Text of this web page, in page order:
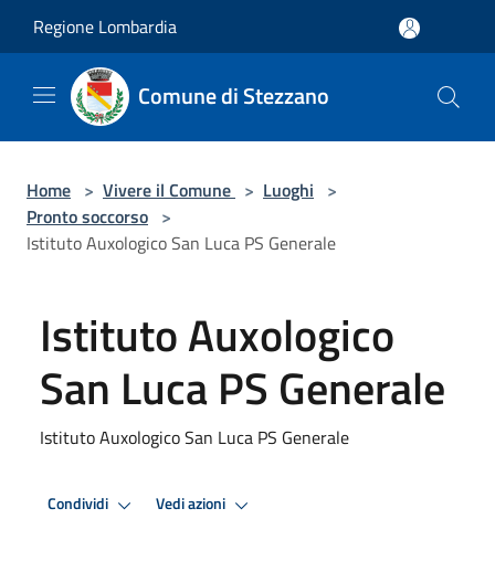
Regione Lombardia
Comune di Stezzano
Home > Vivere il Comune > Luoghi >
Pronto soccorso >
Istituto Auxologico San Luca PS Generale
Istituto Auxologico
San Luca PS Generale
Istituto Auxologico San Luca PS Generale
Condividi Vedi azioni